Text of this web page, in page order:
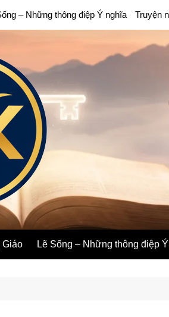
– Những thông điệp Ý nghĩa Truyện
Giáo Lẽ Sống – Những thông điệp